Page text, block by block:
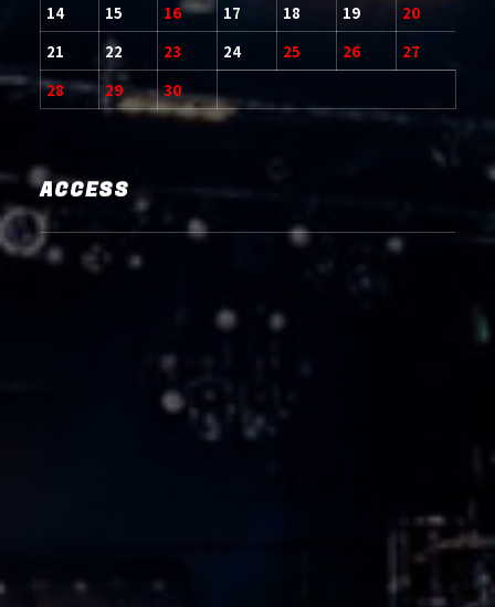
14
15 16 17 18 19
20
21
22 23 24 25 26
27
28
29 30
ACCESS